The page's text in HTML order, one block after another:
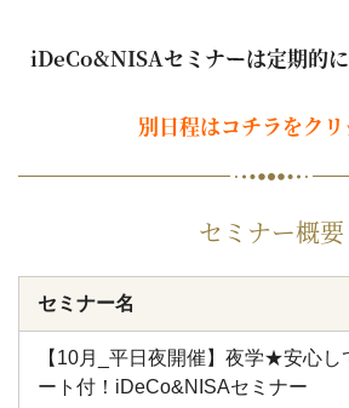
iDeCo&NISAセミナーは定期的に
別日程はコチラをクリ
セミナー概要
セミナー名
【10月_平日夜開催】夜学★安心し
ート付！iDeCo&NISAセミナー